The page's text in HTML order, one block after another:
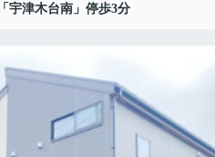
宇津木台南」停歩3分